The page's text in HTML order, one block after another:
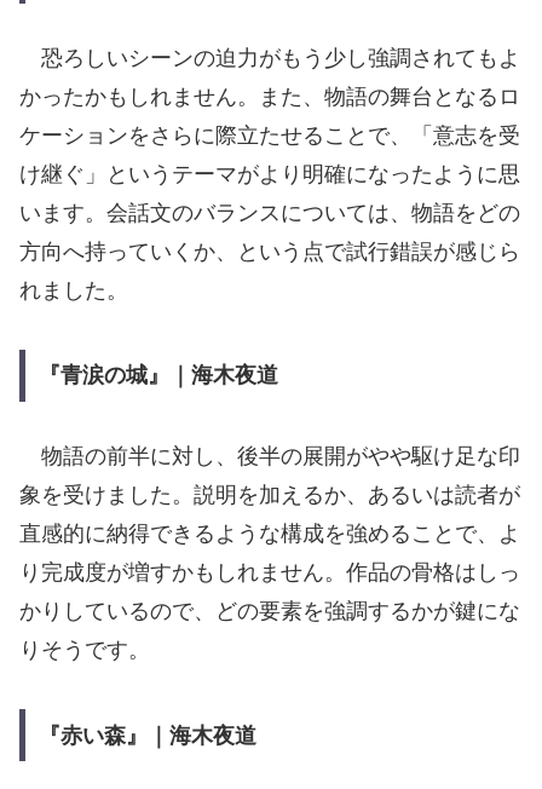
恐ろしいシーンの迫力がもう少し強調されてもよ
かったかもしれません。また、物語の舞台となるロ
ケーションをさらに際立たせることで、「意志を受
け継ぐ」というテーマがより明確になったように思
います。会話文のバランスについては、物語をどの
方向へ持っていくか、という点で試行錯誤が感じら
れました。
『青涙の城』｜海木夜道
物語の前半に対し、後半の展開がやや駆け足な印
象を受けました。説明を加えるか、あるいは読者が
直感的に納得できるような構成を強めることで、よ
り完成度が増すかもしれません。作品の骨格はしっ
かりしているので、どの要素を強調するかが鍵にな
りそうです。
『赤い森』｜海木夜道